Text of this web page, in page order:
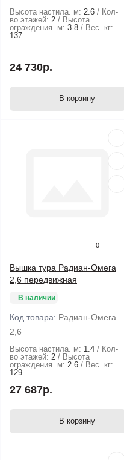
Высота настила. м: 2.6
Кол-
во этажей: 2
Высота
ограждения. м: 3.8
Вес. кг:
137
24 730р.
В корзину
0
Вышка тура Радиан-Омега
2,6 передвижная
В наличии
Код товара: Радиан-Омега
2,6
Высота настила. м: 1.4
Кол-
во этажей: 2
Высота
ограждения. м: 2.6
Вес. кг:
129
27 687р.
В корзину